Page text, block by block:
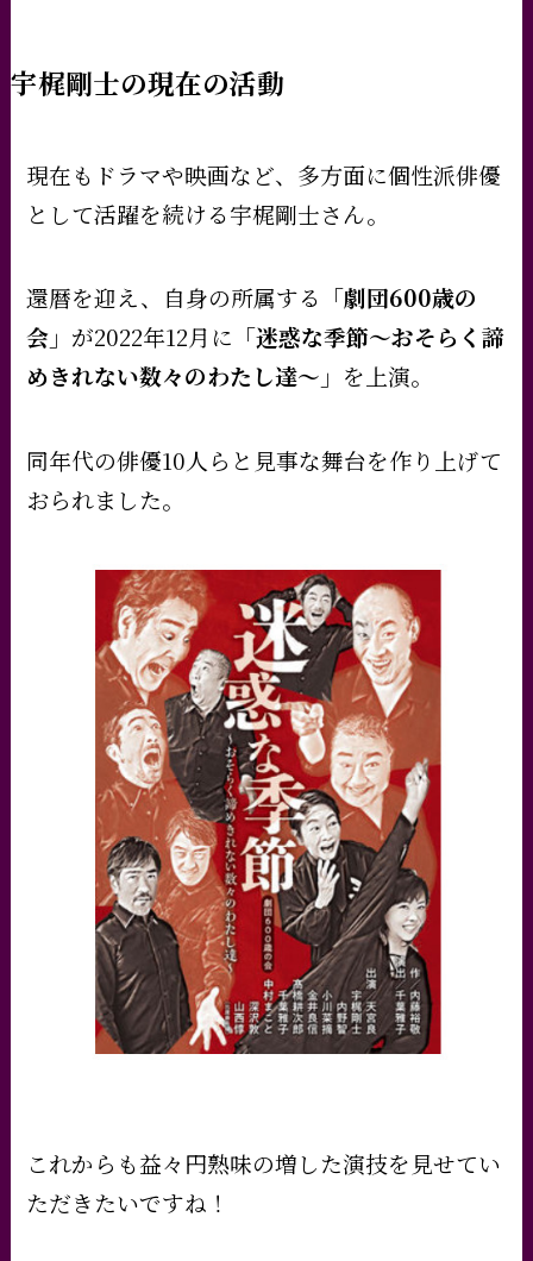
宇梶剛士の現在の活動
現在もドラマや映画など、多方面に個性派俳優
として活躍を続ける宇梶剛士さん。
還暦を迎え、自身の所属する 「劇団600歳の
会」 が2022年12月に 「迷惑な季節～おそらく諦
めきれない数々のわたし達～」 を上演。
同年代の俳優10人らと見事な舞台を作り上げて
おられました。
これからも益々円熟味の増した演技を見せてい
ただきたいですね！